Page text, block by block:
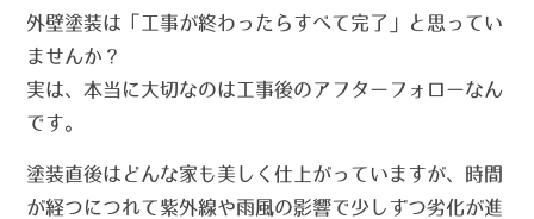
外壁塗装は「工事が終わったらすべて完了」と思ってい
ませんか？
実は、本当に大切なのは工事後のアフターフォローなん
です。
塗装直後はどんな家も美しく仕上がっていますが、時間
が経つにつれて紫外線や雨風の影響で少しずつ劣化が進